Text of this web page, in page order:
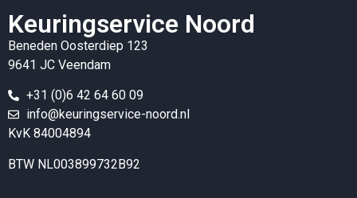
Keuringservice Noord
Beneden Oosterdiep 123
9641 JC Veendam
+31 (0)6 42 64 60 09
info@keuringservice-noord.nl
KvK 84004894
BTW NL003899732B92